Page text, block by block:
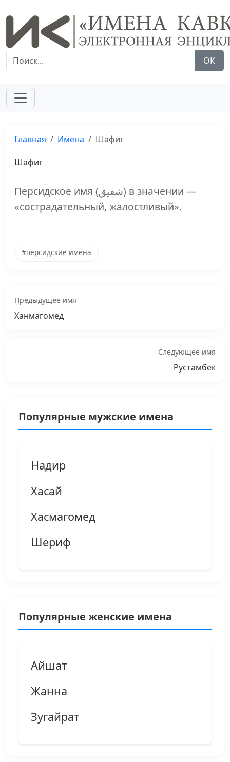
ОК
Главная Имена Шафиг
Шафиг
Персидское имя (شفيق) в значении —
«сострадательный, жалостливый».
#персидские имена
Предыдущее имя
Ханмагомед
Следующее имя
Рустамбек
Популярные мужские имена
Надир
Хасай
Хасмагомед
Шериф
Популярные женские имена
Айшат
Жанна
Зугайрат